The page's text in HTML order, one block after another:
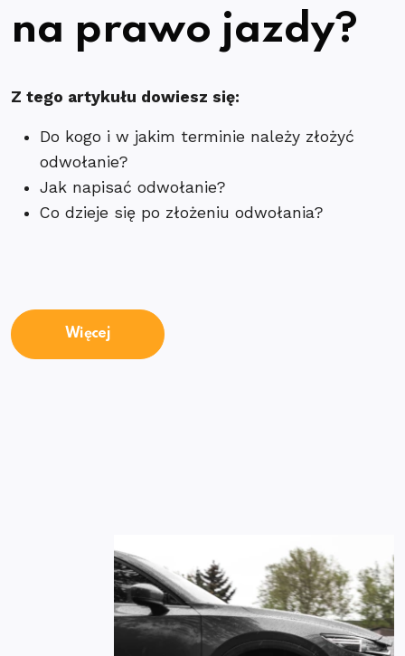
na prawo jazdy?
Z tego artykułu dowiesz się:
Do kogo i w jakim terminie należy złożyć
odwołanie?
Jak napisać odwołanie?
Co dzieje się po złożeniu odwołania?
Więcej